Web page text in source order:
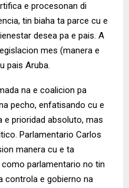
e procesonan di
tin biaha ta parce cu e
desea pa e pais. A
mes (manera e
pais Aruba.
na e coalicion pa
pecho, enfatisando cu e
prioridad absoluto, mas
Parlamentario Carlos
manera cu e ta
parlamentario no tin
controla e gobierno na